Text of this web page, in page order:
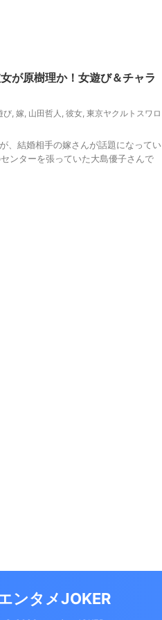
が原樹理か！女遊び＆チャラ
び, 嫁, 山田哲人 , 彼女, 東京ヤクルトスワロ
、結婚相手の嫁さんが話題になってい
ンターを張っていた大島優子さんで
ンタメJOKER